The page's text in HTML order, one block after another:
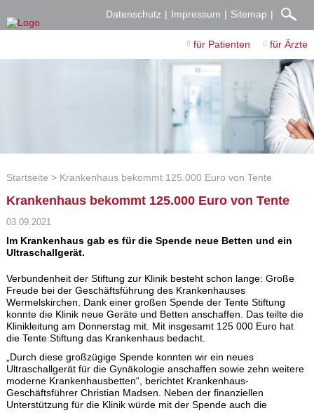
Datenschutz Impressum Sitemap
für Patienten für Ärzte
Startseite Krankenhaus bekommt 125.000 Euro von Tente
Krankenhaus bekommt 125.000 Euro von Tente
03.09.2021
Im Krankenhaus gab es für die Spende neue Betten und ein
Ultraschallgerät.
Verbundenheit der Stiftung zur Klinik besteht schon lange: Große
Freude bei der Geschäftsführung des Krankenhauses
Wermelskirchen. Dank einer großen Spende der Tente Stiftung
konnte die Klinik neue Geräte und Betten anschaffen. Das teilte die
Klinikleitung am Donnerstag mit. Mit insgesamt 125 000 Euro hat
die Tente Stiftung das Krankenhaus bedacht.
„Durch diese großzügige Spende konnten wir ein neues
Ultraschallgerät für die Gynäkologie anschaffen sowie zehn weitere
moderne Krankenhausbetten“, berichtet Krankenhaus-
Geschäftsführer Christian Madsen. Neben der finanziellen
Unterstützung für die Klinik würde mit der Spende auch die